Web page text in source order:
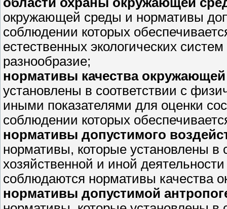
окружающей среды и нормативы
соблюдении которых
естественных экологических
разнообразие;
нормативы качества
установлены в соответствии с
иными показателями для оценки
соблюдении которых
нормативы допустимого
нормативы, которые установлены в
хозяйственной и иной
соблюдаются нормативы качества
нормативы допустимой